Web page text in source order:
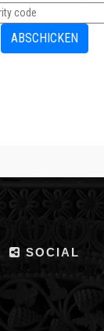
SOCIAL